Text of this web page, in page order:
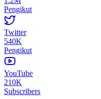
Pengikut
Twitter
540K
Pengikut
YouTube
210K
Subscribers